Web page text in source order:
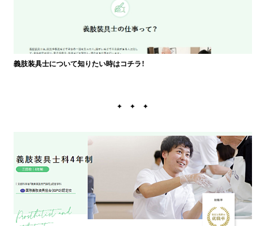
義肢装具士について知りたい時はコチラ！
✦ ✦ ✦